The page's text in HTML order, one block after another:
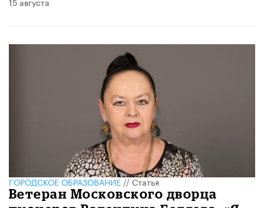
ГОРОДСКОЕ ОБРАЗОВАНИЕ//Статья
Ветеран Московского дворца